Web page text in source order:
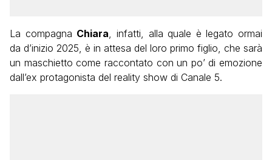
La compagna Chiara, infatti, alla quale è legato ormai
da d’inizio 2025, è in attesa del loro primo figlio, che sarà
un maschietto come raccontato con un po’ di emozione
dall’ex protagonista del reality show di Canale 5.